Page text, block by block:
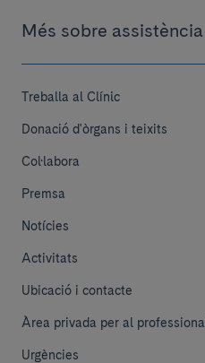
Més sobre assistència
Treballa al Clínic
Donació d'òrgans i teixits
Col·labora
Premsa
Notícies
Activitats
Ubicació i contacte
Àrea privada per al
Urgències